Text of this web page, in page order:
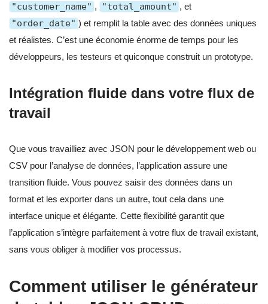
"customer_name" , "total_amount" , et
"order_date" ) et remplit la table avec des données uniques
et réalistes. C’est une économie énorme de temps pour les
développeurs, les testeurs et quiconque construit un prototype.
Intégration fluide dans votre flux de
travail
Que vous travailliez avec JSON pour le développement web ou
CSV pour l’analyse de données, l’application assure une
transition fluide. Vous pouvez saisir des données dans un
format et les exporter dans un autre, tout cela dans une
interface unique et élégante. Cette flexibilité garantit que
l’application s’intègre parfaitement à votre flux de travail existant,
sans vous obliger à modifier vos processus.
Comment utiliser le générateur